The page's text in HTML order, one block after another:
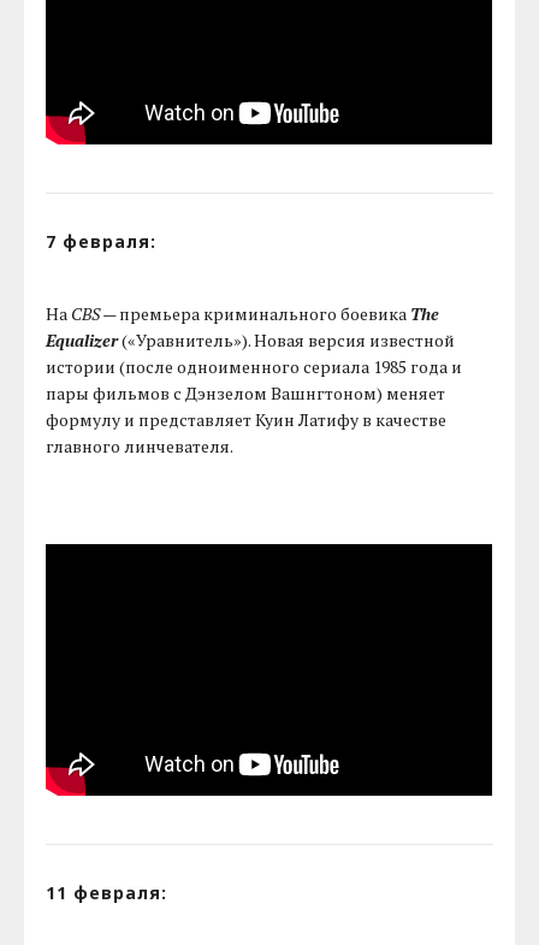
7 февраля:
На CBS— премьера криминального боевика The
Equalizer(«Уравнитель»). Новая версия известной
истории (после одноименного сериала 1985 года и
пары фильмов с Дэнзелом Вашнгтоном) меняет
формулу и представляет Куин Латифу в качестве
главного линчевателя.
11 февраля: